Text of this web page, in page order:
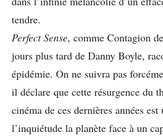
tendre.
Perfect Sense, comme Contagion
jours plus tard de Danny Boyle,
épidémie. On ne suivra pas
il déclare que cette résurgence du
cinéma de ces dernières années est
l’inquiétude la planète face à un